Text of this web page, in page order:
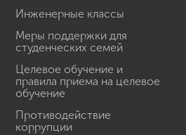
Инженерные классы
Меры поддержки для
студенческих семей
Целевое обучение и
правила приема на целевое
обучение
Противодействие
коррупции